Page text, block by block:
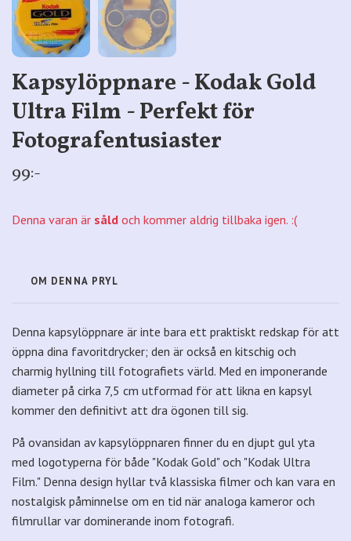
Kapsylöppnare - Kodak Gold
Ultra Film - Perfekt för
Fotografentusiaster
99:-
Denna varan är såld och kommer aldrig tillbaka igen. :(
OM DENNA PRYL
Denna kapsylöppnare är inte bara ett praktiskt redskap för att
öppna dina favoritdrycker; den är också en kitschig och
charmig hyllning till fotografiets värld. Med en imponerande
diameter på cirka 7,5 cm utformad för att likna en kapsyl
kommer den definitivt att dra ögonen till sig.
På ovansidan av kapsylöppnaren finner du en djupt gul yta
med logotyperna för både "Kodak Gold" och "Kodak Ultra
Film." Denna design hyllar två klassiska filmer och kan vara en
nostalgisk påminnelse om en tid när analoga kameror och
filmrullar var dominerande inom fotografi.